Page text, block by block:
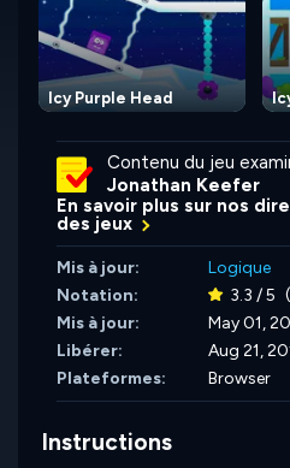
Icy Purple Head
Contenu du jeu
Jonathan Keefer
En savoir plus sur nos
des jeux
Mis à jour:
Logique
Notation:
3.3 / 5
Mis à jour:
May 01,
Libérer:
Aug 21,
Plateformes:
Browser
Instructions